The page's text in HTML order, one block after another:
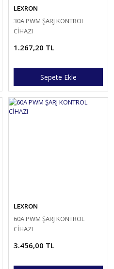
LEXRON
30A PWM ŞARJ KONTROL
CİHAZI
1.267,20 TL
Sepete Ekle
LEXRON
60A PWM ŞARJ KONTROL
CİHAZI
3.456,00 TL